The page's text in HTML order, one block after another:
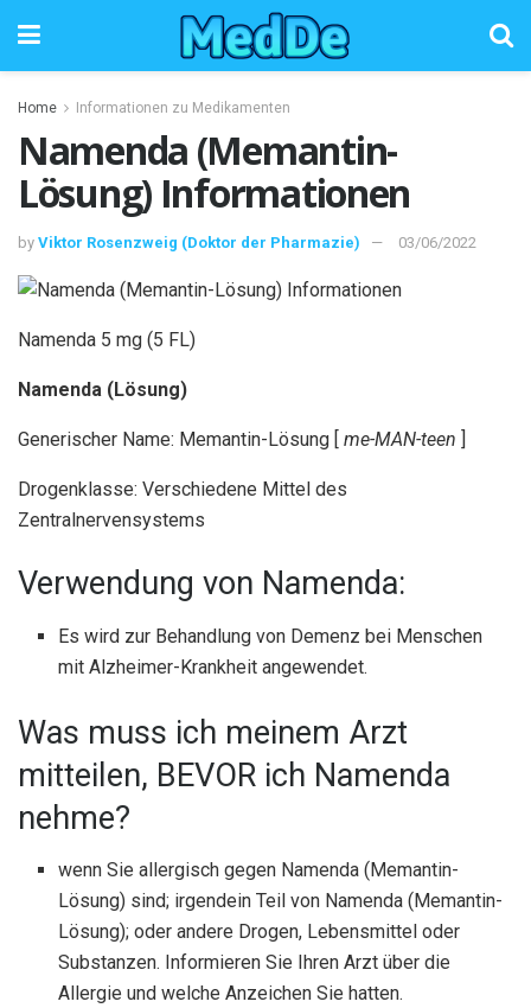
Home Informationen zu Medikamenten
Namenda (Memantin-
Lösung) Informationen
by Viktor Rosenzweig (Doktor der Pharmazie) 03/06/2022
Namenda 5 mg (5 FL)
Namenda (Lösung)
Generischer Name: Memantin-Lösung [ me-MAN-teen ]
Drogenklasse: Verschiedene Mittel des
Zentralnervensystems
Verwendung von Namenda:
Es wird zur Behandlung von Demenz bei Menschen
mit Alzheimer-Krankheit angewendet.
Was muss ich meinem Arzt
mitteilen, BEVOR ich Namenda
nehme?
wenn Sie allergisch gegen Namenda (Memantin-
Lösung) sind; irgendein Teil von Namenda (Memantin-
Lösung); oder andere Drogen, Lebensmittel oder
Substanzen. Informieren Sie Ihren Arzt über die
Allergie und welche Anzeichen Sie hatten.